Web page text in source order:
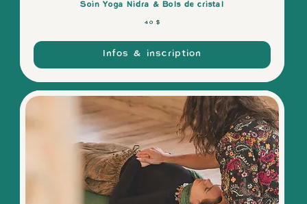
Soin Yoga Nidra & Bols de cristal
40 $
Infos & inscription